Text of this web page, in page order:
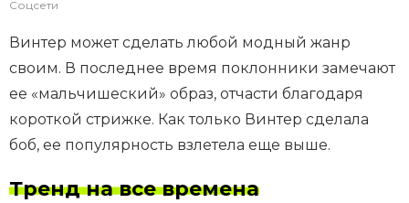
Соцсети
Винтер может сделать любой модный жанр
своим. В последнее время поклонники замечают
ее «мальчишеский» образ, отчасти благодаря
короткой стрижке. Как только Винтер сделала
боб, ее популярность взлетела еще выше.
Тренд на все времена